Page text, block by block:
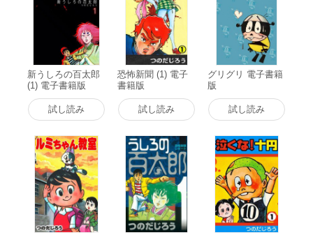
新うしろの百太郎
(1) 電子書籍版
試し読み
恐怖新聞 (1) 電子
書籍版
試し読み
グリグリ 電子書籍
版
試し読み